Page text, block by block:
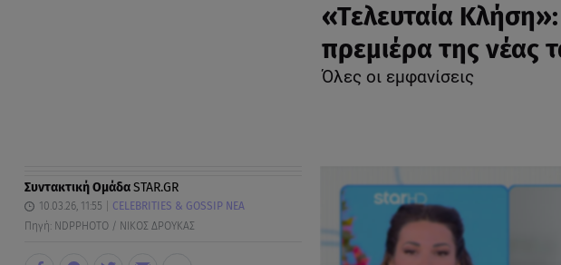
«Τελευταία
πρεμιέρα της νέας
Όλες οι εμφανίσεις
Συντακτική ΟμάδαSTAR.GR
10.03.26, 11:55
CELEBRITIES & GOSSIP ΝΕΑ
Πηγή: NDPPHOTO / ΝΙΚΟΣ ΔΡΟΥΚΑΣ